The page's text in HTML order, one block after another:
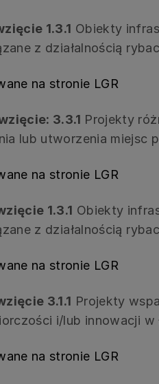
1.3.1 Obiekty
z działalnością
na stronie LGR
3.3.1 Projekty
lub utworzenia miejsc
na stronie LGR
1.3.1 Obiekty
z działalnością
na stronie LGR
3.1.1 Projekty
i/lub innowacji
na stronie LGR